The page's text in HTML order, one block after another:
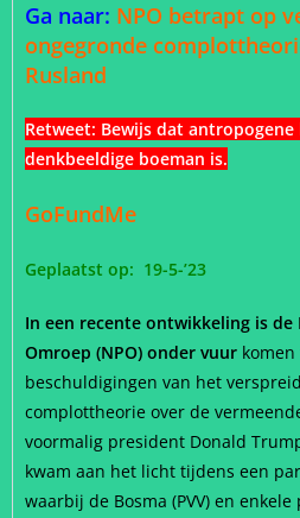
Ga naar: NPO betrapt op
ongegronde
Rusland
Retweet: Bewijs dat
denkbeeldige boeman is.
GoFundMe
Geplaatst op: 19-5-’23
In een recente ontwikkeling is de
Omroep (NPO) onder vuur
beschuldigingen van het
complottheorie over de
voormalig president Donald
kwam aan het licht tijdens een
waarbij de Bosma (PVV) en